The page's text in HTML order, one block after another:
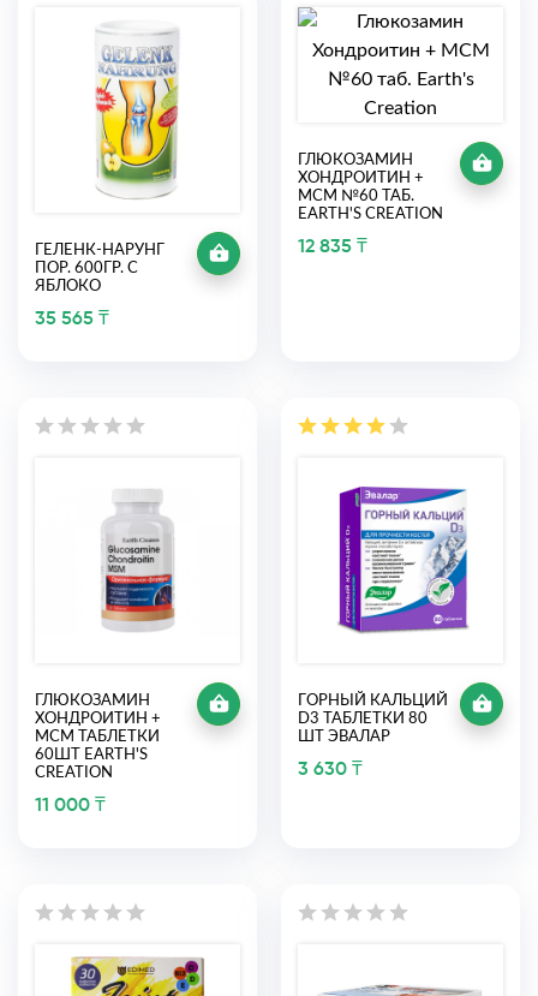
ГЕЛЕНК-НАРУНГ
ПОР. 600ГР. С
ЯБЛОКО
35 565 ₸
ГЛЮКОЗАМИН
ХОНДРОИТИН +
МСМ №60 ТАБ.
EARTH'S CREATION
12 835 ₸
ГЛЮКОЗАМИН
ХОНДРОИТИН +
МСМ ТАБЛЕТКИ
60ШТ EARTH'S
CREATION
11 000 ₸
ГОРНЫЙ КАЛЬЦИЙ
D3 ТАБЛЕТКИ 80
ШТ ЭВАЛАР
3 630 ₸